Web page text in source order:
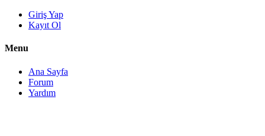
Giriş Yap
Kayıt Ol
Menu
Ana Sayfa
Forum
Yardım